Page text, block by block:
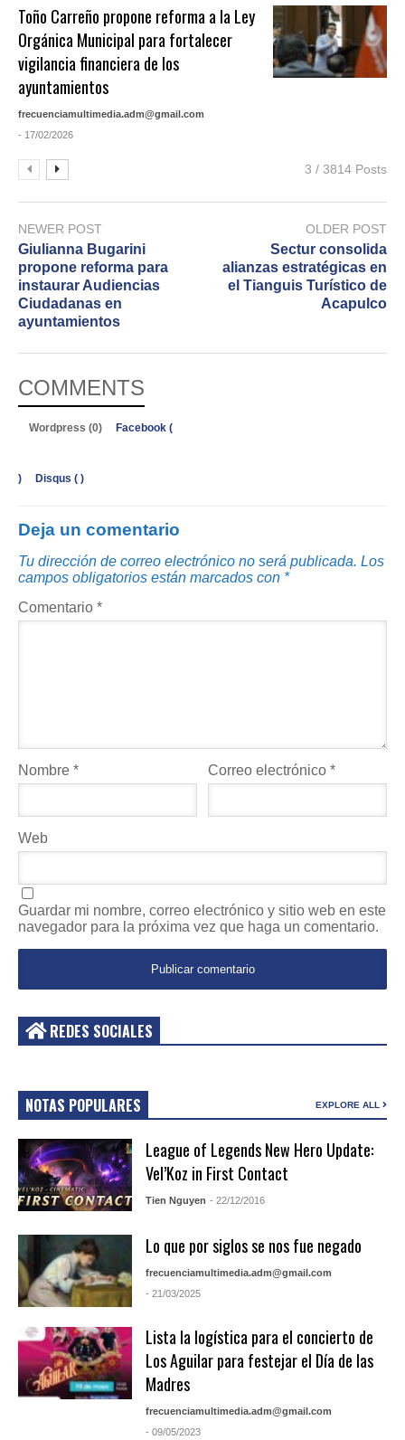
Toño Carreño propone reforma a la Ley
Orgánica Municipal para fortalecer
vigilancia financiera de los
ayuntamientos
frecuenciamultimedia.adm@gmail.com
- 17/02/2026
3 / 3814 Posts
NEWER POST
Giulianna Bugarini
propone reforma para
instaurar Audiencias
Ciudadanas en
ayuntamientos
OLDER POST
Sectur consolida
alianzas estratégicas en
el Tianguis Turístico de
Acapulco
COMMENTS
Wordpress (0) Facebook (
) Disqus ( )
Deja un comentario
Tu dirección de correo electrónico no será publicada. Los
campos obligatorios están marcados con *
Comentario *
Nombre * Correo electrónico*
Web
Guardar mi nombre, correo electrónico y sitio web en este
navegador para la próxima vez que haga un comentario.
REDES SOCIALES
NOTAS POPULARES EXPLORE ALL
League of Legends New Hero Update:
Vel’Koz in First Contact
Tien Nguyen - 22/12/2016
Lo que por siglos se nos fue negado
frecuenciamultimedia.adm@gmail.com
- 21/03/2025
Lista la logística para el concierto de
Los Aguilar para festejar el Día de las
Madres
frecuenciamultimedia.adm@gmail.com
- 09/05/2023